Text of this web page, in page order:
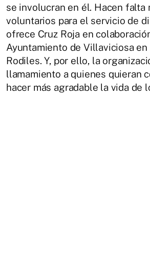
se involucran en él. Hacen falta
voluntarios para el servicio de
ofrece Cruz Roja en
Ayuntamiento de Villaviciosa en
Rodiles. Y, por ello, la
llamamiento a quienes quieran
hacer más agradable la vida de